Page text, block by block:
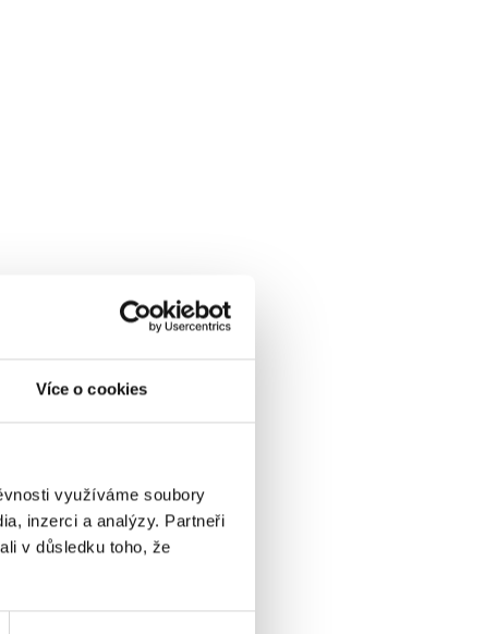
Více o cookies
využíváme soubory
inzerci a analýzy. Partneři
v důsledku toho, že